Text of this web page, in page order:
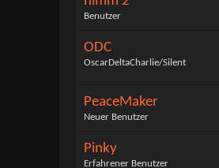
Benutzer
ODC
OscarDeltaCharlie/Silent
PeaceMaker
Neuer Benutzer
Pinky
Erfahrener Benutzer